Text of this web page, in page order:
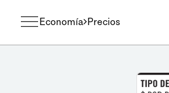
Economía Precios